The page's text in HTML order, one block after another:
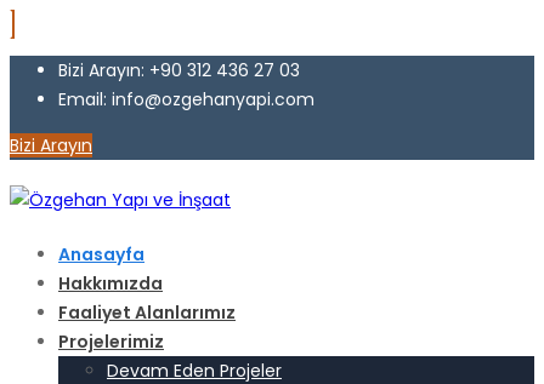
Bizi Arayın: +90 312 436 27 03
Email: info@ozgehanyapi.com
Bizi Arayın
Anasayfa
Hakkımızda
Faaliyet Alanlarımız
Projelerimiz
Devam Eden Projeler